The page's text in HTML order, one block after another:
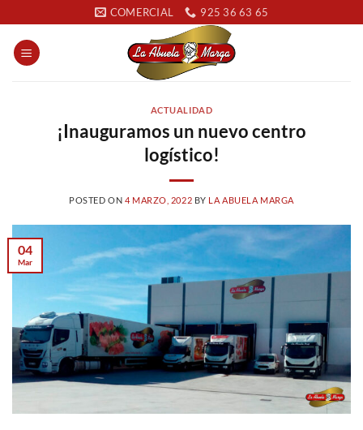
al
contenido
COMERCIAL 925 36 63 65
ACTUALIDAD
¡Inauguramos un nuevo centro
logístico!
POSTED ON 4 MARZO, 2022 BY LA ABUELA MARGA
04
Mar